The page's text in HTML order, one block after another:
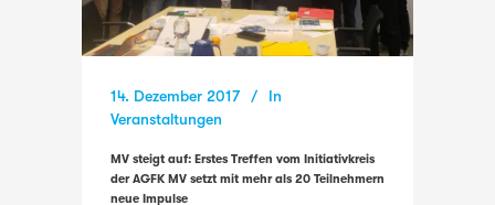
14. Dezember 2017
In
Veranstaltungen
MV steigt auf: Erstes Treffen vom Initiativkreis
der AGFK MV setzt mit mehr als 20 Teilnehmern
neue Impulse